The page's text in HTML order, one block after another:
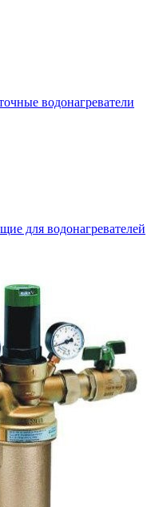
водонагреватели
для водонагревателей